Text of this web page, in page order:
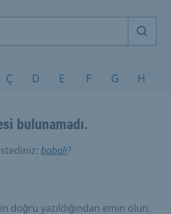
Ç D E F G H
bulunamadı.
babalı?
doğru yazıldığından emin olun.